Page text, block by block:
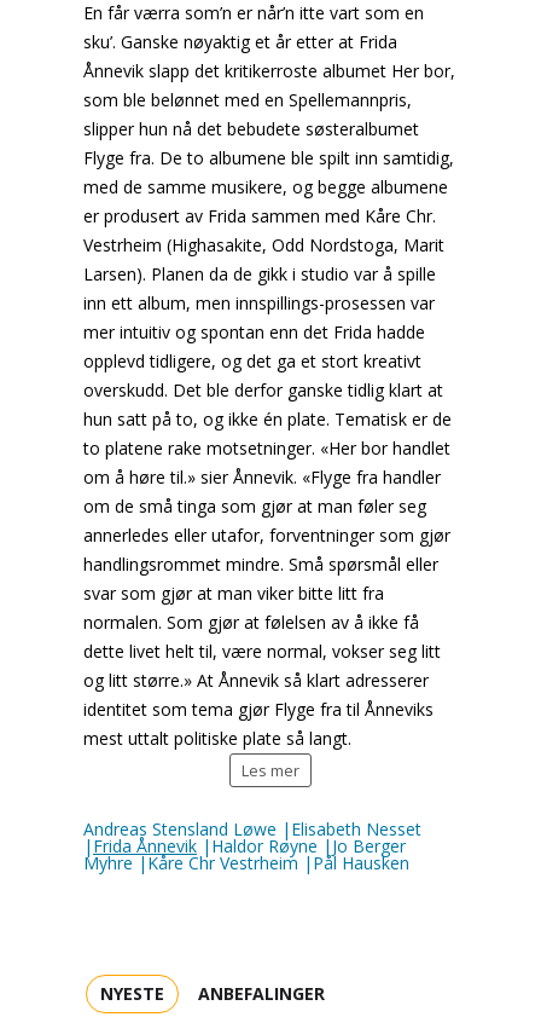
En får værra som’n er når’n itte vart som en
sku’. Ganske nøyaktig et år etter at Frida
Ånnevik slapp det kritikerroste albumet Her bor,
som ble belønnet med en Spellemannpris,
slipper hun nå det bebudete søsteralbumet
Flyge fra. De to albumene ble spilt inn samtidig,
med de samme musikere, og begge albumene
er produsert av Frida sammen med Kåre Chr.
Vestrheim (Highasakite, Odd Nordstoga, Marit
Larsen). Planen da de gikk i studio var å spille
inn ett album, men innspillings-prosessen var
mer intuitiv og spontan enn det Frida hadde
opplevd tidligere, og det ga et stort kreativt
overskudd. Det ble derfor ganske tidlig klart at
hun satt på to, og ikke én plate. Tematisk er de
to platene rake motsetninger. «Her bor handlet
om å høre til.» sier Ånnevik. «Flyge fra handler
om de små tinga som gjør at man føler seg
annerledes eller utafor, forventninger som gjør
handlingsrommet mindre. Små spørsmål eller
svar som gjør at man viker bitte litt fra
normalen. Som gjør at følelsen av å ikke få
dette livet helt til, være normal, vokser seg litt
og litt større.» At Ånnevik så klart adresserer
identitet som tema gjør Flyge fra til Ånneviks
mest uttalt politiske plate så langt.
Les mer
Andreas Stensland Løwe |Elisabeth Nesset
| Frida Ånnevik |Haldor Røyne |Jo Berger
Myhre |Kåre Chr Vestrheim |Pål Hausken
NYESTE ANBEFALINGER